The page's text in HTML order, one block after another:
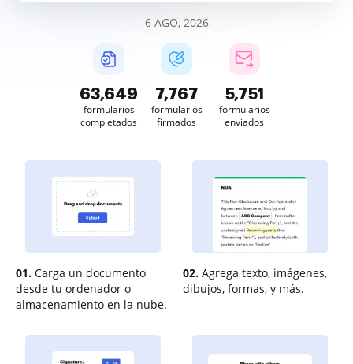
6 AGO, 2026
63,649
formularios
completados
7,767
formularios
firmados
5,751
formularios
enviados
01. Carga un documento
desde tu ordenador o
almacenamiento en la nube.
02. Agrega texto, imágenes,
dibujos, formas, y más.